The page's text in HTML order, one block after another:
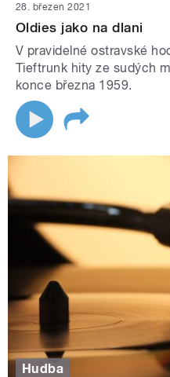
28. březen 2021
Oldies jako na dlani
V pravidelné ostravské
Tieftrunk hity ze sudých
konce března 1959.
Hudba